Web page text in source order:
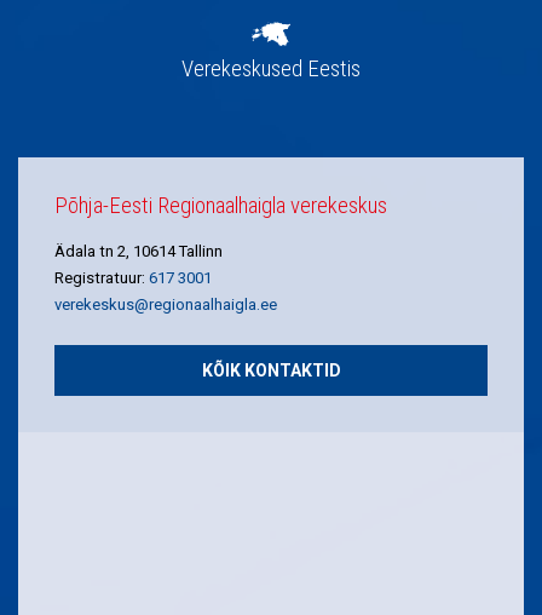
Verekeskused Eestis
Põhja-Eesti Regionaalhaigla verekeskus
Ädala tn 2, 10614 Tallinn
Registratuur: 617 3001
verekeskus@regionaalhaigla.ee
KÕIK KONTAKTID